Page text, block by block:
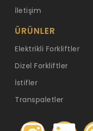
İletişim
ÜRÜNLER
Elektrikli Forkliftler
Dizel Forkliftler
İstifler
Transpaletler